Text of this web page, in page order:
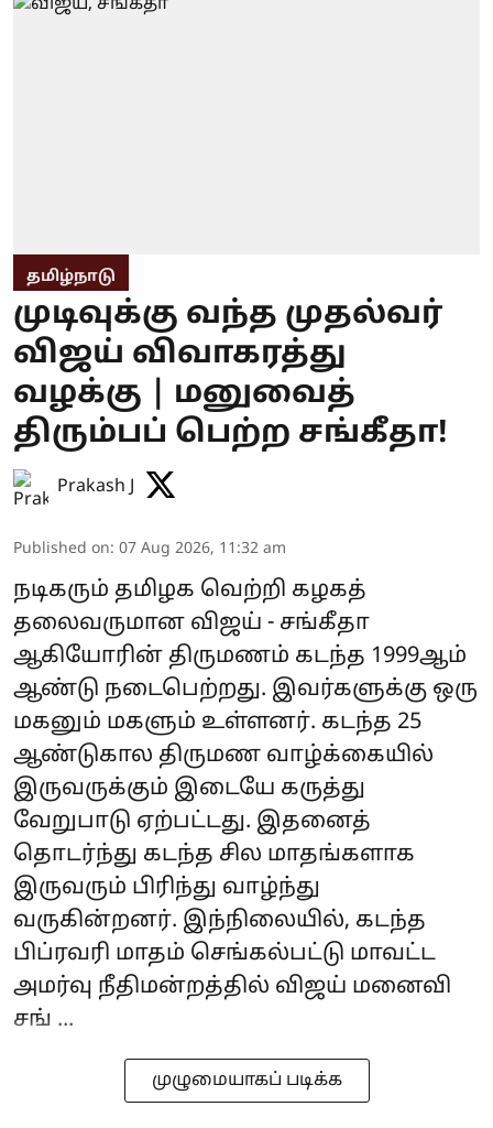
தமிழ்நாடு
முடிவுக்கு வந்த முதல்வர்
விஜய் விவாகரத்து
வழக்கு | மனுவைத்
திரும்பப் பெற்ற சங்கீதா!
Prakash J
Published on: 07 Aug 2026, 11:32 am
நடிகரும் தமிழக வெற்றி கழகத்
தலைவருமான விஜய் - சங்கீதா
ஆகியோரின் திருமணம் கடந்த 1999ஆம்
ஆண்டு நடைபெற்றது. இவர்களுக்கு ஒரு
மகனும் மகளும் உள்ளனர். கடந்த 25
ஆண்டுகால திருமண வாழ்க்கையில்
இருவருக்கும் இடையே கருத்து
வேறுபாடு ஏற்பட்டது. இதனைத்
தொடர்ந்து கடந்த சில மாதங்களாக
இருவரும் பிரிந்து வாழ்ந்து
வருகின்றனர். இந்நிலையில், கடந்த
பிப்ரவரி மாதம் செங்கல்பட்டு மாவட்ட
அமர்வு நீதிமன்றத்தில் விஜய் மனைவி
சங் ...
முழுமையாகப் படிக்க